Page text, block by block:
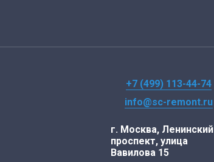
+7 (499) 113-44-74
info@sc-remont.ru
г. Москва, Ленинский
проспект, улица
Вавилова 15